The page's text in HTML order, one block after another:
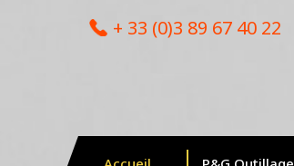
+ 33 (0)3 89 67 40 22